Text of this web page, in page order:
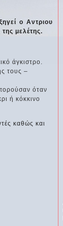
ο Αντριου
μελέτης.
άγκιστρο.
τους –
όταν
ή κόκκινο
καθώς και